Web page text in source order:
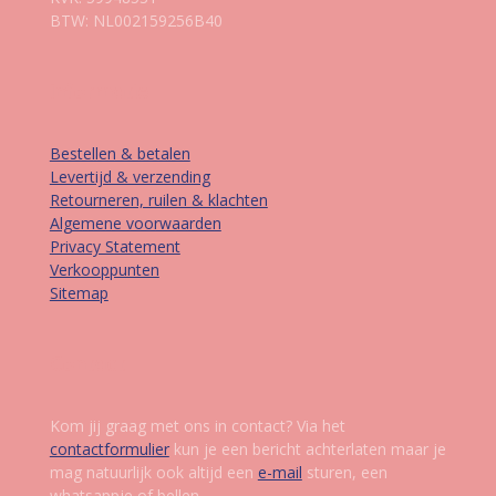
BTW: NL002159256B40
Bestellen & betalen
Levertijd & verzending
Retourneren, ruilen & klachten
Algemene voorwaarden
Privacy Statement
Verkooppunten
Sitemap
Kom jij graag met ons in contact? Via het
contactformulierkun je een bericht achterlaten maar je
mag natuurlijk ook altijd een e-mail sturen, een